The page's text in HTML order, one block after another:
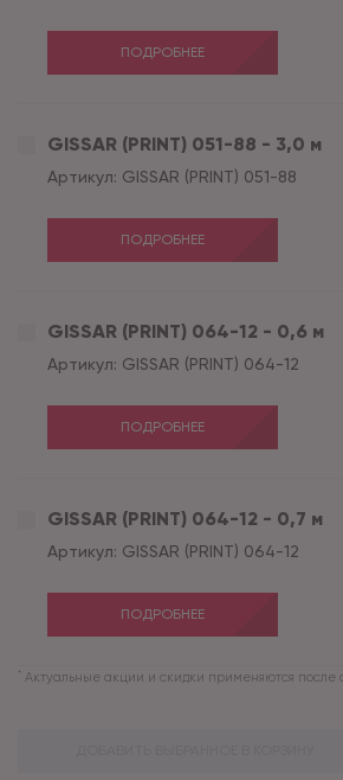
ПОДРОБНЕЕ
GISSAR (PRINT) 051-88 - 3,0 м
Артикул: GISSAR (PRINT) 051-88
ПОДРОБНЕЕ
GISSAR (PRINT) 064-12 - 0,6 м
Артикул: GISSAR (PRINT) 064-12
ПОДРОБНЕЕ
GISSAR (PRINT) 064-12 - 0,7 м
Артикул: GISSAR (PRINT) 064-12
ПОДРОБНЕЕ
* Актуальные акции и скидки применяются после